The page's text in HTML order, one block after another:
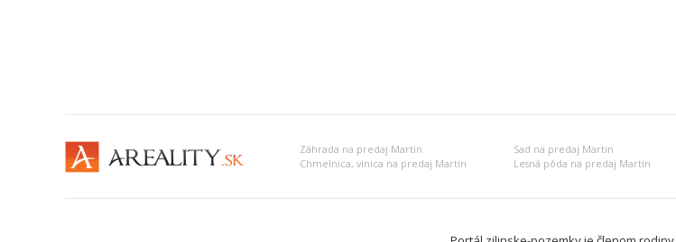
Záhrada na predaj Martin Sad na predaj Martin
Chmelnica, vinica na predaj Martin
Lesná pôda na predaj Martin